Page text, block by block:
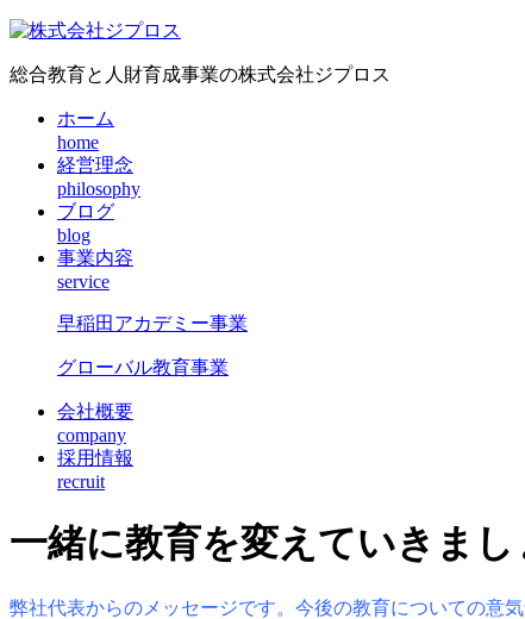
総合教育と人財育成事業の株式会社ジプロス
ホーム
home
経営理念
philosophy
ブログ
blog
事業内容
service
早稲田アカデミー事業
グローバル教育事業
会社概要
company
採用情報
recruit
一緒に教育を変えていきま
弊社代表からのメッセージです。今後の教育についての意